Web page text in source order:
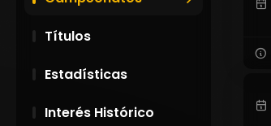
Títulos
Estadísticas
Interés Histórico